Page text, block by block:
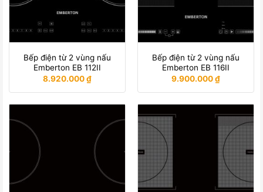
Bếp điện từ 2 vùng nấu
Emberton EB 112II
8.920.000₫
Bếp điện từ 2 vùng nấu
Emberton EB 116II
9.900.000₫